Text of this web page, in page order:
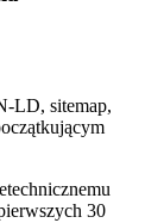
LD, sitemap,
30